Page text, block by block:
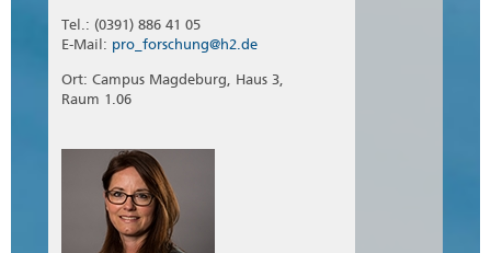
Tel.: (0391) 886 41 05
E-Mail: pro_forschung@h2.de
Ort: Campus Magdeburg, Haus 3,
Raum 1.06